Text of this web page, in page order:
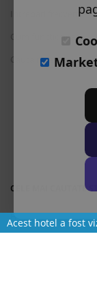
Intrebari frecvente
Cum functioneaza
Cauta rezervare
CELE MAI CAUTATE
Hoteluri in Albena
Acest hotel a fost